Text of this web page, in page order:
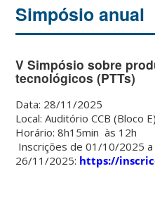
Simpósio anual
V Simpósio sobre
tecnológicos (PTTs)
Data: 28/11/2025
Local: Auditório CCB (Bloco E)
Horário: 8h15min às 12h
Inscrições de 01/10/2025 a
26/11/2025: https://